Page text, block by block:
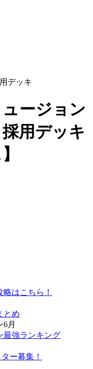
デッキ
ュージョン
用デッキ
はこちら！
とめ
月
最強ランキング
ー募集！